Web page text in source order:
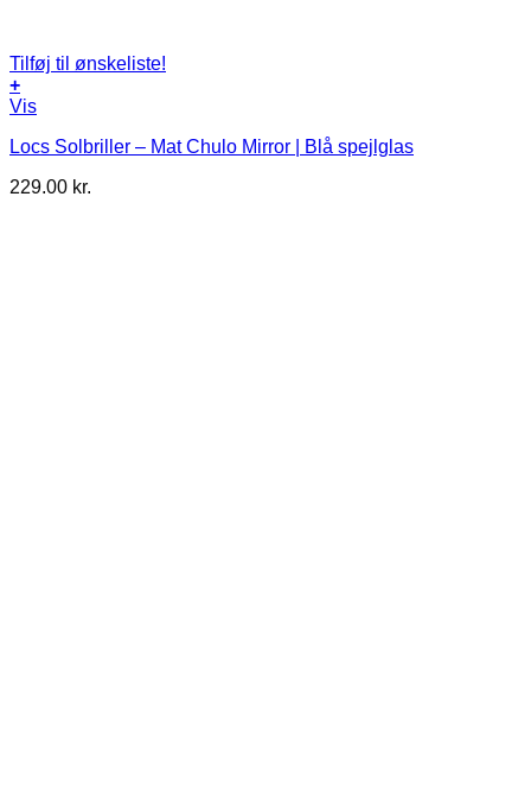
Tilføj til ønskeliste!
+
Vis
Locs Solbriller – Mat Chulo Mirror | Blå spejlglas
229.00 kr.